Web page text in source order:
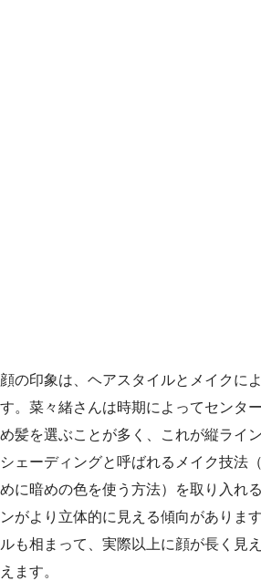
顔の印象は、ヘアスタイルとメイクに
す。菜々緒さんは時期によってセンタ
め髪を選ぶことが多く、これが縦ライ
シェーディングと呼ばれるメイク技法
めに暗めの色を使う方法）を取り入れ
ンがより立体的に見える傾向がありま
ルも相まって、実際以上に顔が長く見
えます。